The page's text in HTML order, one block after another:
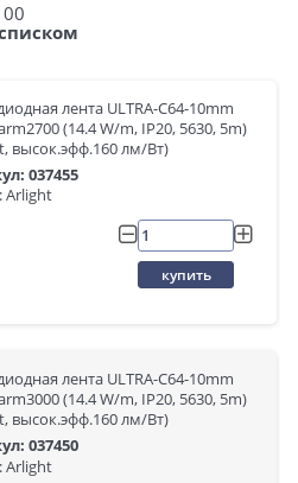
лента ULTRA-C64-10mm
(14.4 W/m, IP20, 5630, 5m)
высок.эфф.160 лм/Вт)
037455
Arlight
купить
лента ULTRA-C64-10mm
(14.4 W/m, IP20, 5630, 5m)
высок.эфф.160 лм/Вт)
037450
Arlight